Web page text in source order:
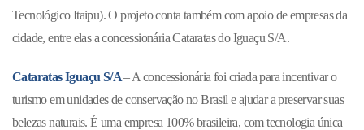
Tecnológico Itaipu). O projeto conta também com apoio de empresas da
cidade, entre elas a concessionária Cataratas do Iguaçu S/A.
Cataratas Iguaçu S/A– A concessionária foi criada para incentivar o
turismo em unidades de conservação no Brasil e ajudar a preservar suas
belezas naturais. É uma empresa 100% brasileira, com tecnologia única